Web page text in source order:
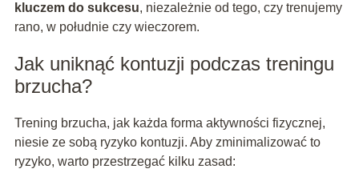
kluczem do sukcesu, niezależnie od tego, czy trenujemy
rano, w południe czy wieczorem.
Jak uniknąć kontuzji podczas treningu
brzucha?
Trening brzucha, jak każda forma aktywności fizycznej,
niesie ze sobą ryzyko kontuzji. Aby zminimalizować to
ryzyko, warto przestrzegać kilku zasad: